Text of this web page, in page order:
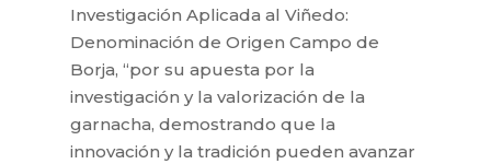
Investigación Aplicada al Viñedo:
Denominación de Origen Campo de
Borja, “por su apuesta por la
investigación y la valorización de la
garnacha, demostrando que la
innovación y la tradición pueden avanzar